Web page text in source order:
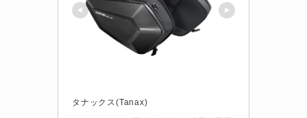
タナックス(Tanax)